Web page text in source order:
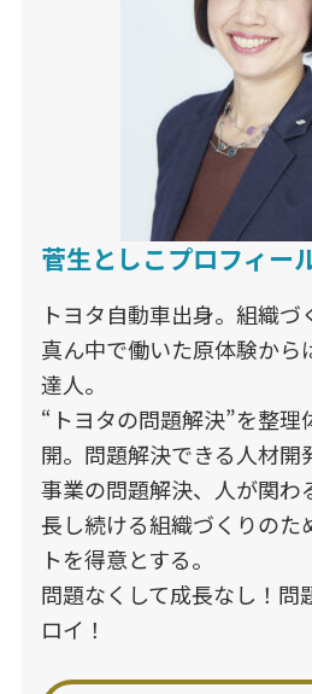
菅生としこプロフィー
トヨタ自動車出身。組織
真ん中で働いた原体験から
達人。
“トヨタの問題解決”を整理
開。問題解決できる人材開
事業の問題解決、人が関わ
長し続ける組織づくりのた
トを得意とする。
問題なくして成長なし！問
ロイ！